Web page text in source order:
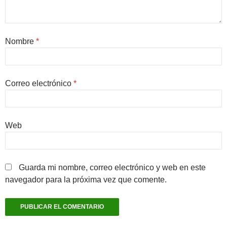
Nombre *
Correo electrónico *
Web
Guarda mi nombre, correo electrónico y web en este
navegador para la próxima vez que comente.